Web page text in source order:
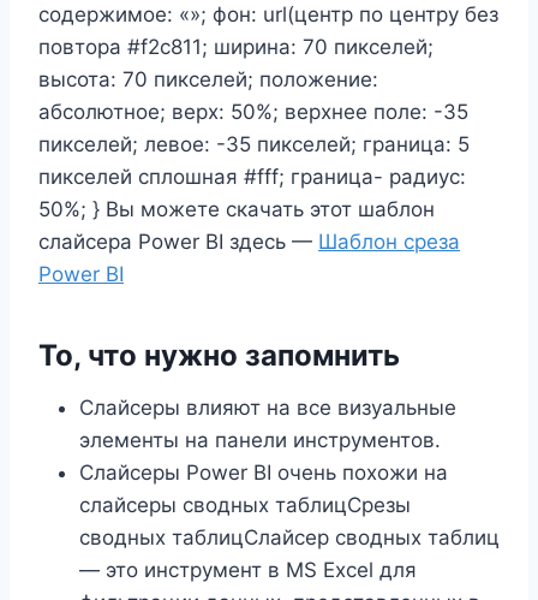
содержимое: «»; фон: url(центр по центру без
повтора #f2c811; ширина: 70 пикселей;
высота: 70 пикселей; положение:
абсолютное; верх: 50%; верхнее поле: -35
пикселей; левое: -35 пикселей; граница: 5
пикселей сплошная #fff; граница- радиус:
50%; } Вы можете скачать этот шаблон
слайсера Power BI здесь — Шаблон среза
Power BI
То, что нужно запомнить
Слайсеры влияют на все визуальные
элементы на панели инструментов.
Слайсеры Power BI очень похожи на
слайсеры сводных таблицСрезы
сводных таблицСлайсер сводных таблиц
— это инструмент в MS Excel для